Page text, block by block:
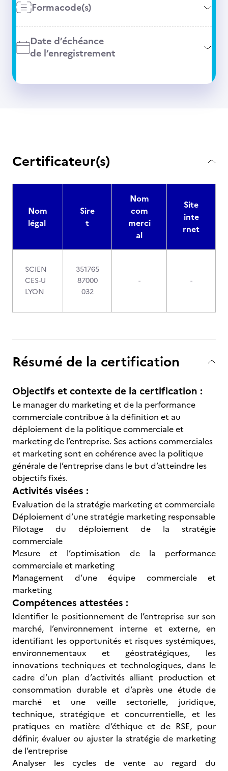
Formacode(s)
Date d’échéance
de l’enregistrement
Certificateur(s)
Nom
légal
Sire
t
Nom
com
merci
al
Site
inte
rnet
SCIEN
CES-U
LYON
351765
87000
032
- -
Résumé de la certification
Objectifs et contexte de la certification :
Le manager du marketing et de la performance
commerciale contribue à la définition et au
déploiement de la politique commerciale et
marketing de l’entreprise. Ses actions commerciales
et marketing sont en cohérence avec la politique
générale de l’entreprise dans le but d’atteindre les
objectifs fixés.
Activités visées :
Evaluation de la stratégie marketing et commerciale
Déploiement d’une stratégie marketing responsable
Pilotage du déploiement de la stratégie
commerciale
Mesure et l’optimisation de la performance
commerciale et marketing
Management d’une équipe commerciale et
marketing
Compétences attestées :
Identifier le positionnement de l’entreprise sur son
marché, l’environnement interne et externe, en
identifiant les opportunités et risques systémiques,
environnementaux et géostratégiques, les
innovations techniques et technologiques, dans le
cadre d’un plan d’activités alliant production et
consommation durable et d’après une étude de
marché et une veille sectorielle, juridique,
technique, stratégique et concurrentielle, et les
pratiques en matière d’éthique et de RSE, pour
définir, évaluer ou ajuster la stratégie de marketing
de l’entreprise
Analyser les cycles de vente au regard du